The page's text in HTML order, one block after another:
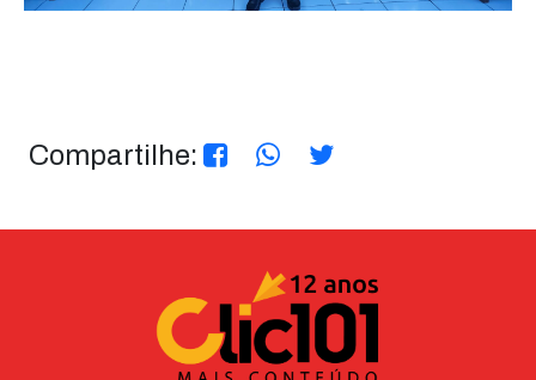
Compartilhe: